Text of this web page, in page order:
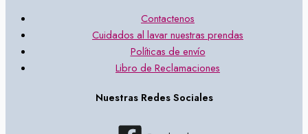
Contactenos
Cuidados al lavar nuestras prendas
Políticas de envío
Libro de Reclamaciones
Nuestras Redes Sociales